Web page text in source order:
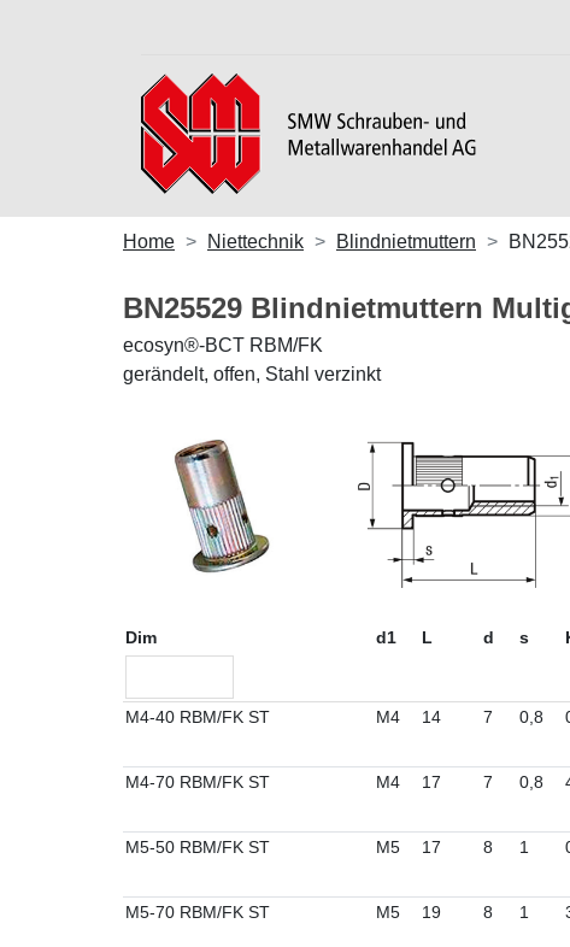
Home Niettechnik Blindnietmuttern
BN25529 Blindnietmuttern
ecosyn®-BCT RBM/FK
gerändelt, offen, Stahl verzinkt
Dim d1 L d s
M4-40 RBM/FK ST M4 14 7 0,8
M4-70 RBM/FK ST M4 17 7 0,8
M5-50 RBM/FK ST M5 17 8 1
M5-70 RBM/FK ST M5 19 8 1